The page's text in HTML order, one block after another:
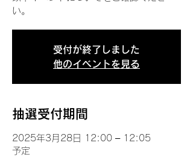
い。
受付が終了しました
他のイベントを見る
抽選受付期間
2025年3月28日 12:00 – 12:05
予定